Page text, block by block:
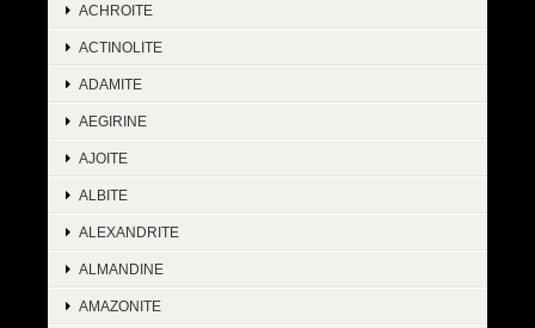
ACHROITE
ACTINOLITE
ADAMITE
AEGIRINE
AJOITE
ALBITE
ALEXANDRITE
ALMANDINE
AMAZONITE